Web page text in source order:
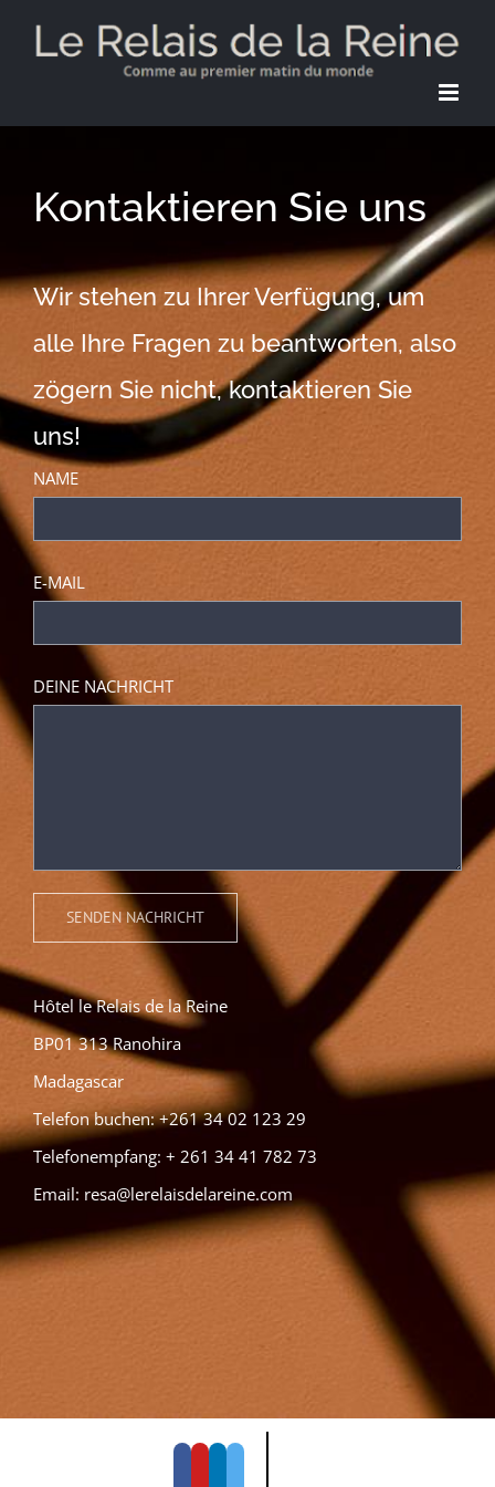
Kontaktieren Sie uns
Wir stehen zu Ihrer Verfügung, um
alle Ihre Fragen zu beantworten, also
zögern Sie nicht, kontaktieren Sie
uns!
NAME
E-MAIL
DEINE NACHRICHT
Hôtel le Relais de la Reine
BP01 313 Ranohira
Madagascar
Telefon buchen: +261 34 02 123 29
Telefonempfang: + 261 34 41 782 73
Email: resa@lerelaisdelareine.com